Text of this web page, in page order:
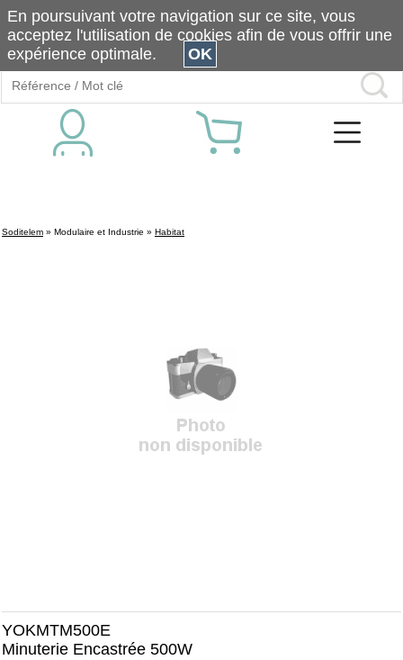
Soditelem » Modulaire et Industrie » Habitat
YOKMTM500E
Minuterie Encastrée 500W
En poursuivant votre navigation sur ce site, vous
acceptez l'utilisation de cookies afin de vous offrir une
expérience optimale.
OK